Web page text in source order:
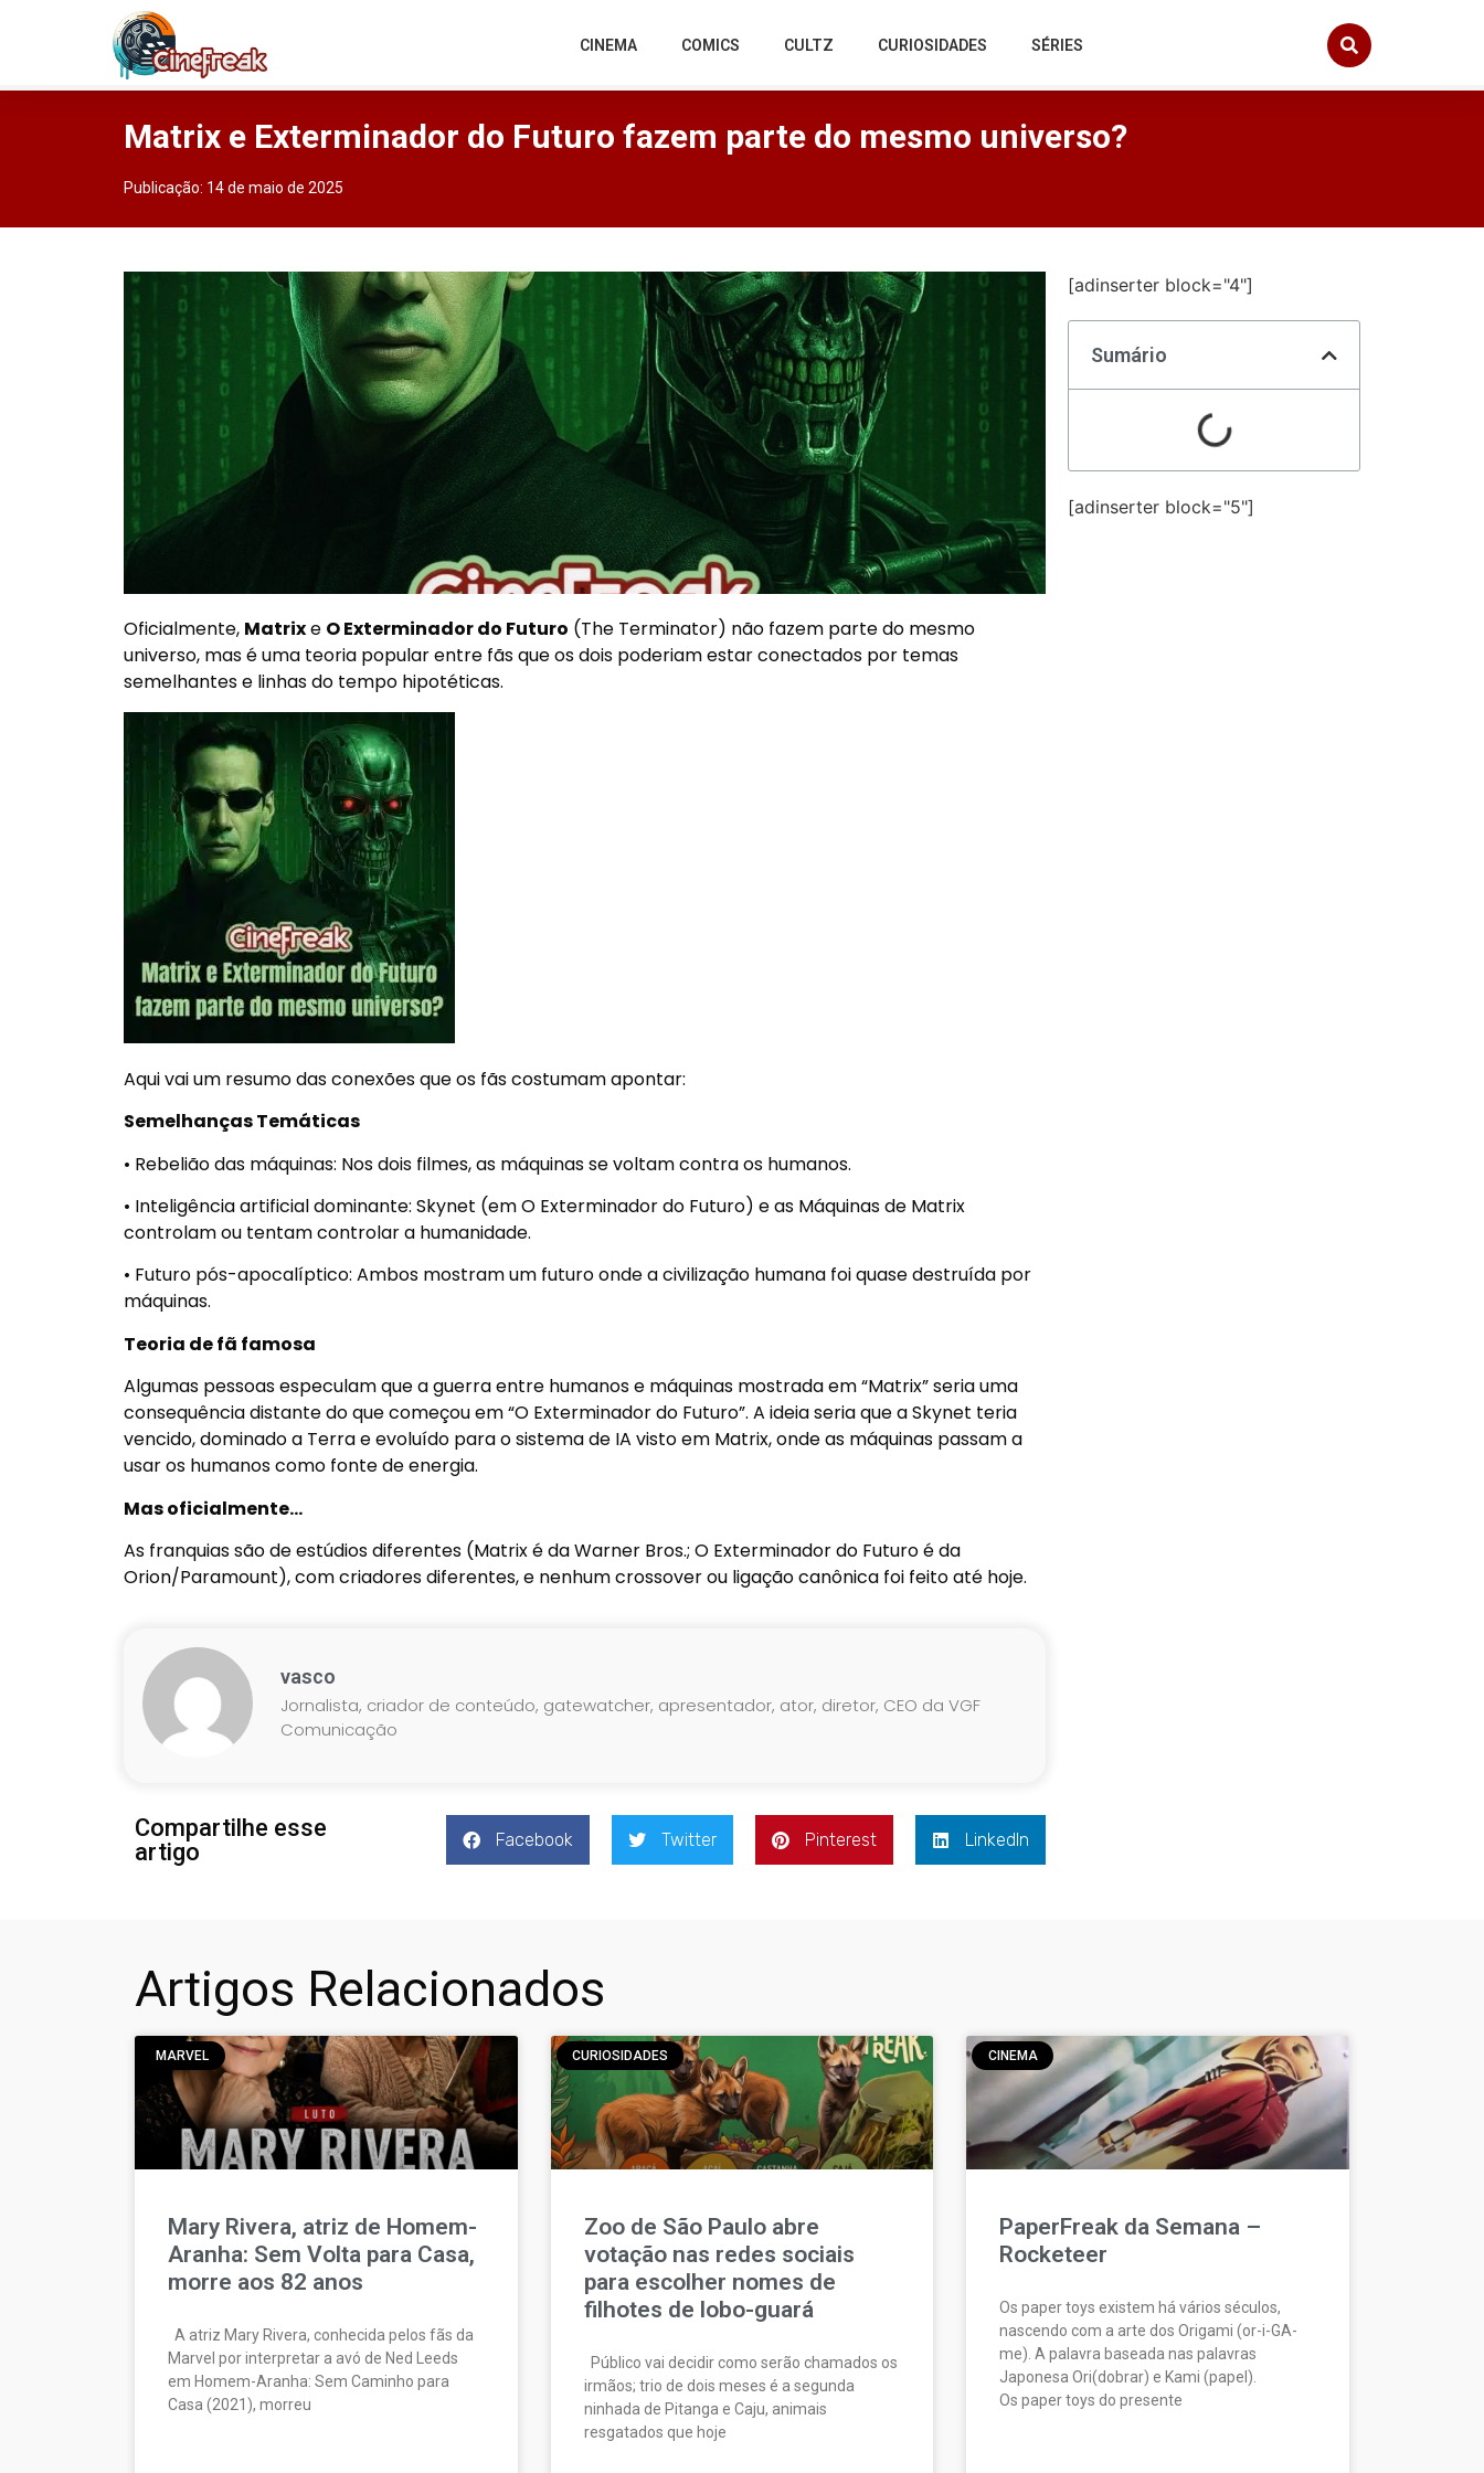
CINEMA COMICS CULTZ CURIOSIDADES SÉRIES
Matrix e Exterminador do Futuro fazem parte do mesmo universo?
Publicação: 14 de maio de 2025
Oficialmente, Matrixe O Exterminador do Futuro (The Terminator) não fazem parte do mesmo
universo, mas é uma teoria popular entre fãs que os dois poderiam estar conectados por temas
semelhantes e linhas do tempo hipotéticas.
Aqui vai um resumo das conexões que os fãs costumam apontar:
Semelhanças Temáticas
• Rebelião das máquinas: Nos dois filmes, as máquinas se voltam contra os humanos.
• Inteligência artificial dominante: Skynet (emO Exterminador do Futuro) e as Máquinas de Matrix
controlam ou tentam controlar a humanidade.
• Futuro pós-apocalíptico: Ambos mostram um futuro onde a civilização humana foi quase destruída por
máquinas.
Teoria de fã famosa
Algumas pessoas especulam que a guerra entre humanos e máquinas mostrada em “Matrix” seria uma
consequência distante do que começou em “O Exterminador do Futuro”. A ideia seria que a Skynet teria
vencido, dominado a Terra e evoluído para o sistema de IA visto em Matrix, onde as máquinas passam a
usar os humanos como fonte de energia.
Mas oficialmente…
As franquias são de estúdios diferentes (Matrix é da Warner Bros.; O Exterminador do Futuro é da
Orion/Paramount), com criadores diferentes, e nenhum crossover ou ligação canônica foi feito até hoje.
vasco
Jornalista, criador de conteúdo, gatewatcher, apresentador, ator, diretor, CEO da VGF
Comunicação
Compartilhe esse
artigo
Facebook Twitter Pinterest LinkedIn
[adinserter block="4"]
Sumário
[adinserter block="5"]
Artigos Relacionados
MARVEL
Mary Rivera, atriz de Homem-
Aranha: Sem Volta para Casa,
morre aos 82 anos
A atriz Mary Rivera, conhecida pelos fãs da
Marvel por interpretar a avó de Ned Leeds
em Homem-Aranha: Sem Caminho para
Casa (2021), morreu
CURIOSIDADES
Zoo de São Paulo abre
votação nas redes sociais
para escolher nomes de
filhotes de lobo-guará
Público vai decidir como serão chamados os
irmãos; trio de dois meses é a segunda
ninhada de Pitanga e Caju, animais
resgatados que hoje
CINEMA
PaperFreak da Semana –
Rocketeer
Os paper toys existem há vários séculos,
nascendo com a arte dos Origami (or-i-GA-
me). A palavra baseada nas palavras
Japonesa Ori(dobrar) e Kami (papel).
Os paper toys do presente